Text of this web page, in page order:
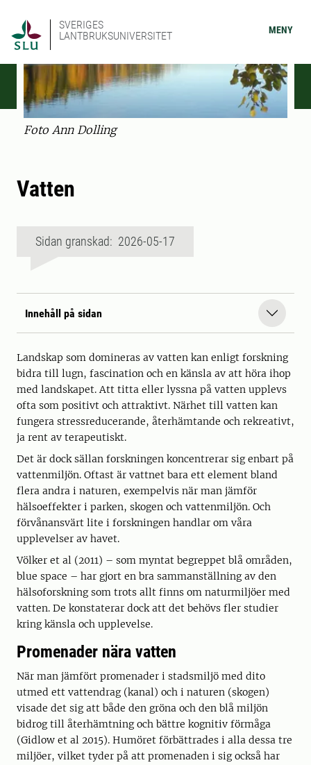
SVERIGES
LANTBRUKSUNIVERSITET
MENY
Foto Ann Dolling
Vatten
Sidan granskad: 2026-05-17
Innehåll på sidan
Landskap som domineras av vatten kan enligt forskning
bidra till lugn, fascination och en känsla av att höra ihop
med landskapet. Att titta eller lyssna på vatten upplevs
ofta som positivt och attraktivt. Närhet till vatten kan
fungera stressreducerande, återhämtande och rekreativt,
ja rent av terapeutiskt.
Det är dock sällan forskningen koncentrerar sig enbart på
vattenmiljön. Oftast är vattnet bara ett element bland
flera andra i naturen, exempelvis när man jämför
hälsoeffekter i parken, skogen och vattenmiljön. Och
förvånansvärt lite i forskningen handlar om våra
upplevelser av havet.
Völker et al (2011) – som myntat begreppet blå områden,
blue space – har gjort en bra sammanställning av den
hälsoforskning som trots allt finns om naturmiljöer med
vatten. De konstaterar dock att det behövs fler studier
kring känsla och upplevelse.
Promenader nära vatten
När man jämfört promenader i stadsmiljö med dito
utmed ett vattendrag (kanal) och i naturen (skogen)
visade det sig att både den gröna och den blå miljön
bidrog till återhämtning och bättre kognitiv förmåga
(Gidlow et al 2015). Humöret förbättrades i alla dessa tre
miljöer, vilket tyder på att promenaden i sig också har